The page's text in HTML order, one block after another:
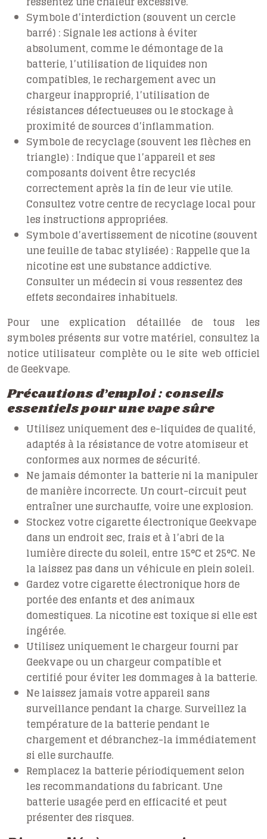
Symbole d’interdiction (souvent un cercle
barré) : Signale les actions à éviter
absolument, comme le démontage de la
batterie, l’utilisation de liquides non
compatibles, le rechargement avec un
chargeur inapproprié, l’utilisation de
résistances défectueuses ou le stockage à
proximité de sources d’inflammation.
Symbole de recyclage (souvent les flèches en
triangle) : Indique que l’appareil et ses
composants doivent être recyclés
correctement après la fin de leur vie utile.
Consultez votre centre de recyclage local pour
les instructions appropriées.
Symbole d’avertissement de nicotine (souvent
une feuille de tabac stylisée) : Rappelle que la
nicotine est une substance addictive.
Consulter un médecin si vous ressentez des
effets secondaires inhabituels.
Pour une explication détaillée de tous les
symboles présents sur votre matériel, consultez la
notice utilisateur complète ou le site web officiel
de Geekvape.
Précautions d’emploi : conseils
essentiels pour une vape sûre
Utilisez uniquement des e-liquides de qualité,
adaptés à la résistance de votre atomiseur et
conformes aux normes de sécurité.
Ne jamais démonter la batterie ni la manipuler
de manière incorrecte. Un court-circuit peut
entraîner une surchauffe, voire une explosion.
Stockez votre cigarette électronique Geekvape
dans un endroit sec, frais et à l’abri de la
lumière directe du soleil, entre 15°C et 25°C. Ne
la laissez pas dans un véhicule en plein soleil.
Gardez votre cigarette électronique hors de
portée des enfants et des animaux
domestiques. La nicotine est toxique si elle est
ingérée.
Utilisez uniquement le chargeur fourni par
Geekvape ou un chargeur compatible et
certifié pour éviter les dommages à la batterie.
Ne laissez jamais votre appareil sans
surveillance pendant la charge. Surveillez la
température de la batterie pendant le
chargement et débranchez-la immédiatement
si elle surchauffe.
Remplacez la batterie périodiquement selon
les recommandations du fabricant. Une
batterie usagée perd en efficacité et peut
présenter des risques.